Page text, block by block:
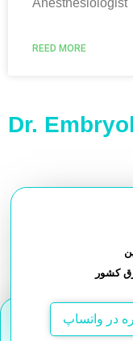
REED MORE
Dr.
در واتساپ